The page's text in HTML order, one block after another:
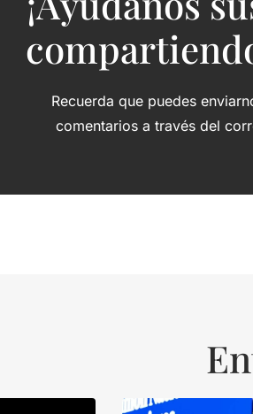
Recuerda que puedes
comentarios a través del